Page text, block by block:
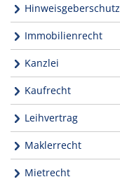
Hinweisgeberschutz
Immobilienrecht
Kanzlei
Kaufrecht
Leihvertrag
Maklerrecht
Mietrecht